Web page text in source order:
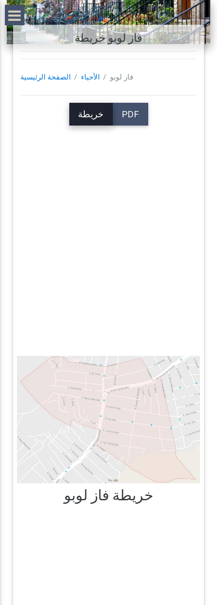
فاز لوبو خريطة
الصفحة الرئيسية الأحياء فاز لوبو
خريطة PDF
خريطة فاز لوبو